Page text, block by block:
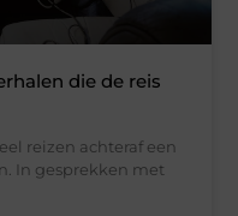
die de reis
reizen achteraf een
In gesprekken met